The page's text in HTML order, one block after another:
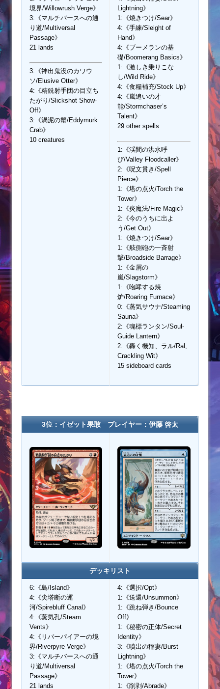
境界/Willowrush Verge》
3:《マルチバースへの通
り道/Multiversal
Passage》
21 lands
3:《神出鬼没のカワウ
ソ/Elusive Otter》
4:《精鋭射手団の目立ち
たがり/Slickshot Show-
Off》
3:《渦泥の蟹/Eddymurk
Crab》
10 creatures
Lightning》
1:《焼きつけ/Sear》
4:《手練/Sleight of
Hand》
4:《ブーメランの基
礎/Boomerang Basics》
1:《激しき乗りこな
し/Wild Ride》
4:《食糧補充/Stock Up》
4:《嵐追いの才
能/Stormchaser’s
Talent》
29 other spells
1:《渓間の洪水呼
び/Valley Floodcaller》
2:《呪文貫き/Spell
Pierce》
1:《塔の点火/Torch the
Tower》
1:《炎魔法/Fire Magic》
2:《今のうちに出よ
う/Get Out》
1:《焼きつけ/Sear》
1:《舷側砲の一斉射
撃/Broadside Barrage》
1:《金屑の
嵐/Slagstorm》
1:《咆哮する焼
炉/Roaring Furnace》
0:《蒸気サウナ/Steaming
Sauna》
2:《魂標ランタン/Soul-
Guide Lantern》
2:《轟く機知、ラル/Ral,
Crackling Wit》
15 sideboard cards
3位：イゼット果敢 プレイヤー：伊藤 啓太
デッキリスト
6:《島/Island》
4:《尖塔断の運
河/Spirebluff Canal》
4:《蒸気孔/Steam
Vents》
4:《リバーパイアーの境
界/Riverpyre Verge》
3:《マルチバースへの通
り道/Multiversal
Passage》
21 lands
4:《選択/Opt》
1:《送還/Unsummon》
1:《跳ね弾き/Bounce
Off》
1:《秘密の正体/Secret
Identity》
3:《噴出の稲妻/Burst
Lightning》
1:《塔の点火/Torch the
Tower》
1:《削剥/Abrade》